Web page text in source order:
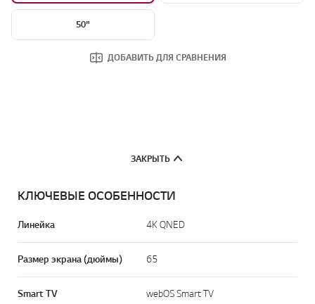
50"
ДОБАВИТЬ ДЛЯ СРАВНЕНИЯ
ЗАКРЫТЬ
КЛЮЧЕВЫЕ ОСОБЕННОСТИ
Линейка 4K QNED
Размер экрана (дюймы) 65
Smart TV webOS Smart TV